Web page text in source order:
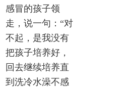
感冒的孩子领
走，说一句：“对
不起，是我没有
把孩子培养好，
回去继续培养直
到洗冷水澡不感